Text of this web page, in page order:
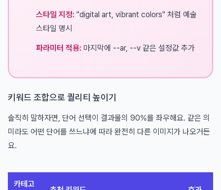
스타일 지정: "digital art, vibrant colors" 처럼 예술
스타일 명시
파라미터 적용: 마지막에 --ar, --v 같은 설정값 추가
키워드 조합으로 퀄리티 높이기
솔직히 말하자면, 단어 선택이 결과물의 90%를 좌우해요. 같은 의
미라도 어떤 단어를 쓰느냐에 따라 완전히 다른 이미지가 나오거든
요.
카테고